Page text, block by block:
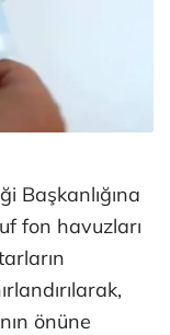
Başkanlığına
fon havuzları
önüne